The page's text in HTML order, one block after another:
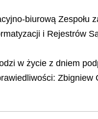
biurową Zespołu
i Rejestrów
w życie z dniem
Zbigniew